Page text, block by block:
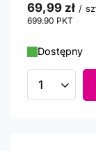
69,99 zł /
699.90 PKT
Dostępny
Ilość